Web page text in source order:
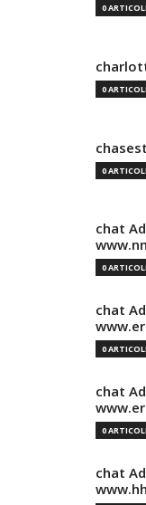
0
0
0
chat
0
chat
0
chat
0
chat